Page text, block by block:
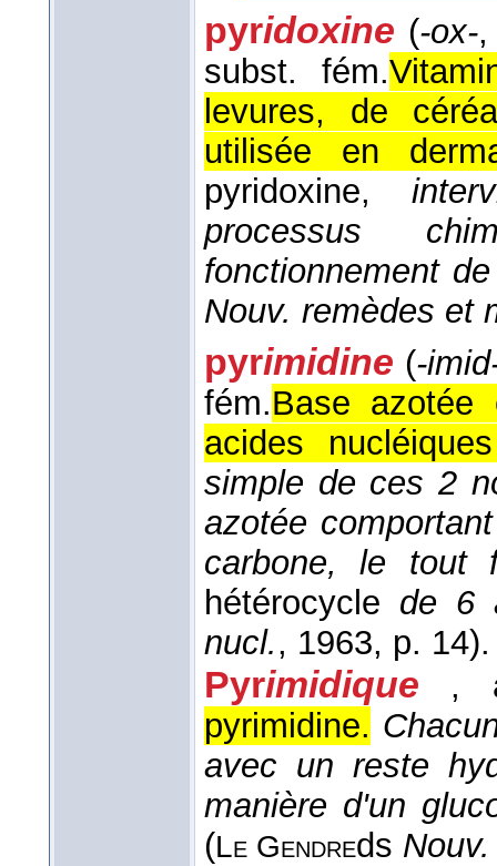
pyridoxine (-ox-
subst. fém.
levures, de
utilisée en
pyridoxine,
processus
fonctionnement
Nouv. remèdes et
pyrimidine (-
fém.Base azotée
acides
simple de ces 2
azotée
carbone, le tout
hétérocycle de 6
nucl., 1963, p. 14).
Pyrimidique
,
pyrimidine.
avec un reste
manière d'un
(Le Gendreds